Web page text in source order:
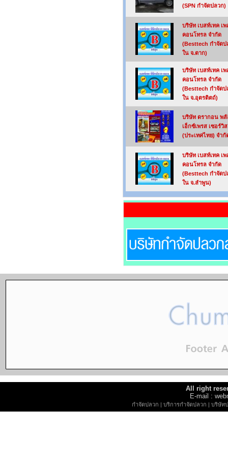
(SPN กำจัดปลวก)
บริษัท เบสท์เทค เ
คอนโทรล จำกัด
(Besttech กำจัดป
ใน จ.ตาก)
บริษัท เบสท์เทค เ
คอนโทรล จำกัด
(Besttech กำจัดป
ใน จ.อุตรดิตถ์)
บริษัท ดรากอน พลั
เอ็กซ์เพรส เซอร์วิส
(ประเทศไทย) จำกั
บริษัท เบสท์เทค เ
คอนโทรล จำกัด
(Besttech กำจัดป
ใน จ.ลำพูน)
All right
E-mail :
กำจัดปลวก | บริการกำจัดปลวก | บริษัท